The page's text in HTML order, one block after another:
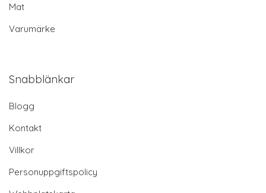
Mat
Varumärke
Snabblänkar
Blogg
Kontakt
Villkor
Personuppgiftspolicy